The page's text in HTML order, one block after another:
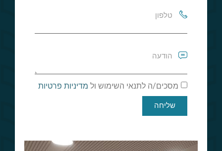
מסכים/ה לתנאי השימוש ול מדיניות פרטיות
שליחה